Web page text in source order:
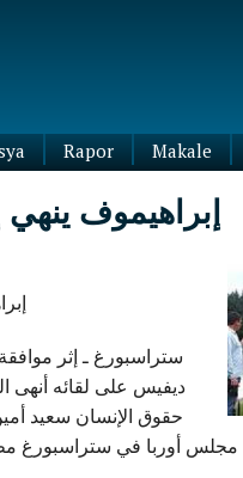
Rapor Makale
إبراهيموف
ستراسبورغ ـ إثر
ديفيس على لقائه أنهى
حقوق الإنسان سعيد
أوربا في ستراسبورغ